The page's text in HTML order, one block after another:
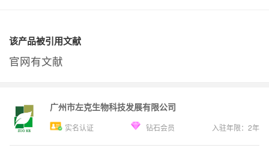
该产品被引用文献
官网有文献
广州市左克生物科技发展有限公司
实名认证 钻石会员 入驻年限： 2年